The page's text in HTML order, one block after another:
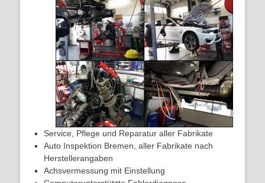
Service, Pflege und Reparatur aller Fabrikate
Auto Inspektion Bremen, aller Fabrikate nach
Herstellerangaben
Achsvermessung mit Einstellung